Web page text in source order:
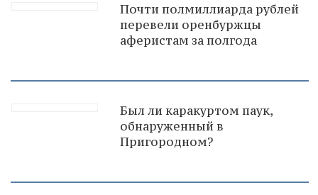
Почти полмиллиарда рублей
перевели оренбуржцы
аферистам за полгода
Был ли каракуртом паук,
обнаруженный в
Пригородном?